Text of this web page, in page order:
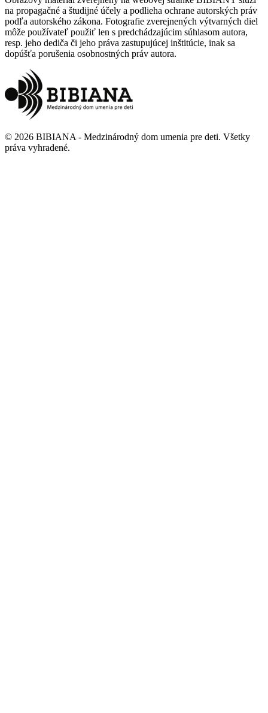
na propagačné a študijné účely a podlieha ochrane autorských práv
podľa autorského zákona. Fotografie zverejnených výtvarných diel
môže používateľ použiť len s predchádzajúcim súhlasom autora,
resp. jeho dediča či jeho práva zastupujúcej inštitúcie, inak sa
dopúšťa porušenia osobnostných práv autora.
© 2026 BIBIANA - Medzinárodný dom umenia pre deti. Všetky
práva vyhradené.